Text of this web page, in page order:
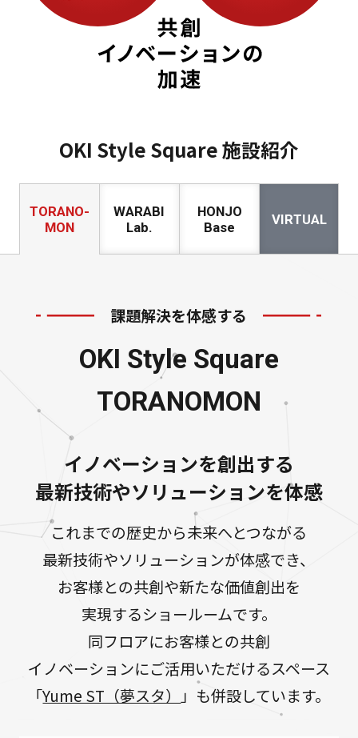
OKI Style Square 施設紹介
TORANO-
MON
WARABI
Lab.
HONJO
Base
VIRTUAL
課題解決を体感する
OKI Style Square
TORANOMON
イノベーションを創出する
最新技術やソリューションを体感
これまでの歴史から未来へとつながる
最新技術やソリューションが体感でき、
お客様との共創や新たな価値創出を
実現するショールームです。
同フロアにお客様との共創
イノベーションにご活用いただけるスペース
「Yume ST（夢スタ） 」も併設しています。